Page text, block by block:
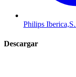
Philips
Descargar